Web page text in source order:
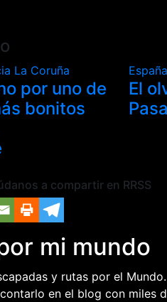
La Coruña
por uno de
bonitos
España
El
a compartir en RRSS
mi mundo
y rutas por el
en el blog con miles